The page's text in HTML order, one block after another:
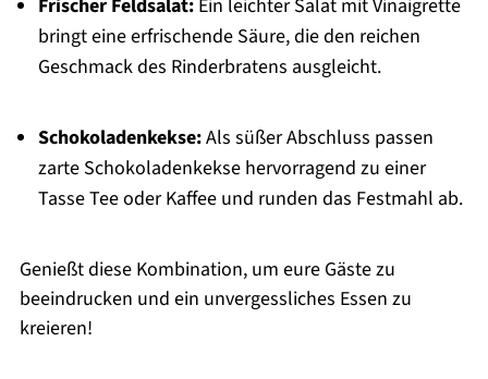
Frischer Feldsalat:Ein leichter Salat mit Vinaigrette
bringt eine erfrischende Säure, die den reichen
Geschmack des Rinderbratens ausgleicht.
Schokoladenkekse:Als süßer Abschluss passen
zarte Schokoladenkekse hervorragend zu einer
Tasse Tee oder Kaffee und runden das Festmahl ab.
Genießt diese Kombination, um eure Gäste zu
beeindrucken und ein unvergessliches Essen zu
kreieren!